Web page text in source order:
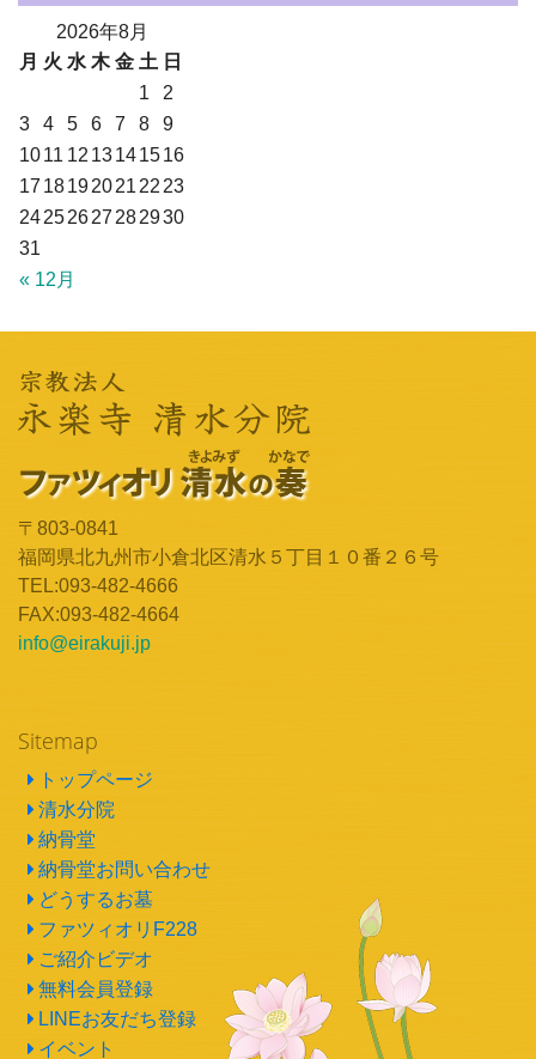
2026年8月
月 火 水 木 金 土 日
« 12月
1
2
3
4 5 6 7 8
9
1011 12 13141516
17 18192021 22 23
24252627 282930
31
〒803-0841
福岡県北九州市小倉北区清水５丁目１０番２６号
TEL:093-482-4666
FAX:093-482-4664
info@eirakuji.jp
Sitemap
トップページ
清水分院
納骨堂
納骨堂お問い合わせ
どうするお墓
ファツィオリF228
ご紹介ビデオ
無料会員登録
LINEお友だち登録
イベント